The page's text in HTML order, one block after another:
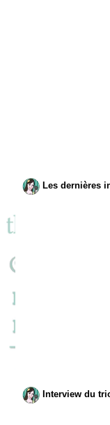
Les dernières
Interview du